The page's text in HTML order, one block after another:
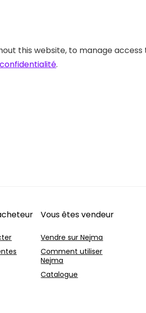
this website, to manage access
.
Vous êtes vendeur
Vendre sur Nejma
Comment utiliser
Nejma
Catalogue